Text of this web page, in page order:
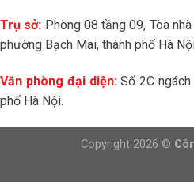
Trụ sở: Phòng 08 tầng 09, Tòa
phường Bạch Mai, thành phố Hà
Văn phòng đại diện:Số 2C ngách
phố Hà Nội.
Copyright 2026 ©